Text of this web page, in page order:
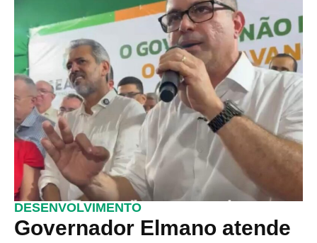
DESENVOLVIMENTO
Governador Elmano atende